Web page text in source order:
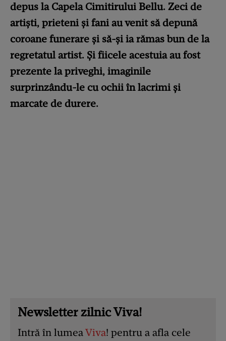
depus la Capela Cimitirului Bellu. Zeci de
artiști, prieteni și fani au venit să depună
coroane funerare și să-și ia rămas bun de la
regretatul artist. Și fiicele acestuia au fost
prezente la priveghi, imaginile
surprinzându-le cu ochii în lacrimi și
marcate de durere.
Newsletter zilnic Viva!
Intră în lumeaViva! pentru a afla cele